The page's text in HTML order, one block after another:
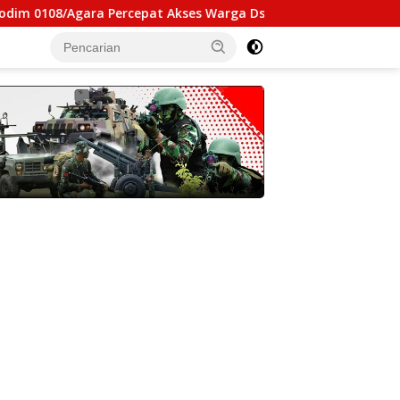
Akses Warga Ds. Kuning Abadi Aceh Tenggara